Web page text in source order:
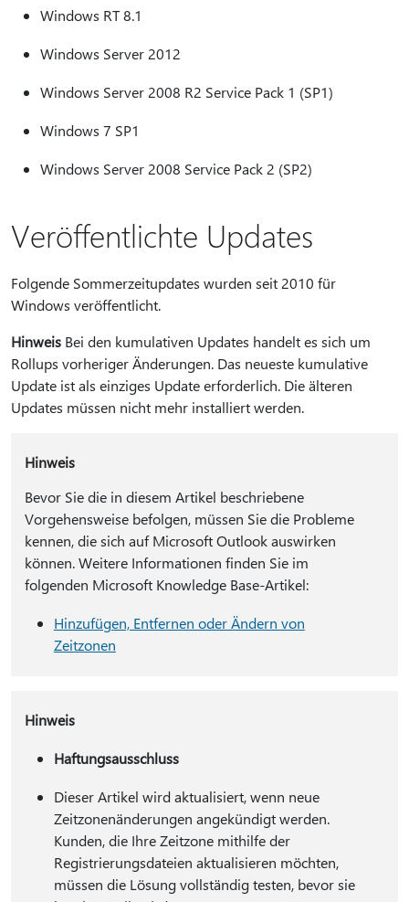
Windows RT 8.1
Windows Server 2012
Windows Server 2008 R2 Service Pack 1 (SP1)
Windows 7 SP1
Windows Server 2008 Service Pack 2 (SP2)
Veröffentlichte Updates
Folgende Sommerzeitupdates wurden seit 2010 für
Windows veröffentlicht.
Hinweis Bei den kumulativen Updates handelt es sich um
Rollups vorheriger Änderungen. Das neueste kumulative
Update ist als einziges Update erforderlich. Die älteren
Updates müssen nicht mehr installiert werden.
Hinweis
Bevor Sie die in diesem Artikel beschriebene
Vorgehensweise befolgen, müssen Sie die Probleme
kennen, die sich auf Microsoft Outlook auswirken
können. Weitere Informationen finden Sie im
folgenden Microsoft Knowledge Base-Artikel:
Hinzufügen, Entfernen oder Ändern von
Zeitzonen
Hinweis
Haftungsausschluss
Dieser Artikel wird aktualisiert, wenn neue
Zeitzonenänderungen angekündigt werden.
Kunden, die Ihre Zeitzone mithilfe der
Registrierungsdateien aktualisieren möchten,
müssen die Lösung vollständig testen, bevor sie